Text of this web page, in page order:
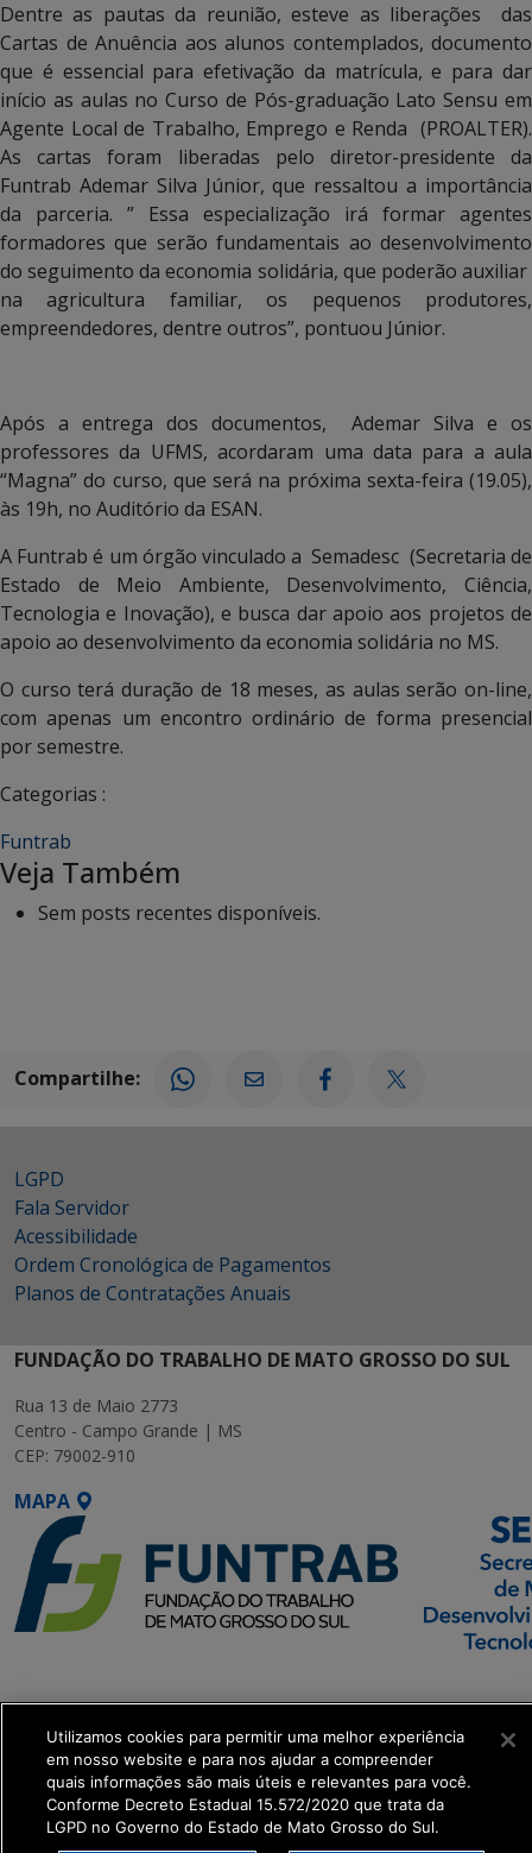
Dentre as pautas da reunião, esteve as liberações das
Cartas de Anuência aos alunos contemplados, documento
que é essencial para efetivação da matrícula, e para dar
início as aulas no Curso de Pós-graduação Lato Sensu em
Agente Local de Trabalho, Emprego e Renda (PROALTER).
As cartas foram liberadas pelo diretor-presidente da
Funtrab Ademar Silva Júnior, que ressaltou a importância
da parceria. ” Essa especialização irá formar agentes
formadores que serão fundamentais ao desenvolvimento
do seguimento da economia solidária, que poderão auxiliar
na agricultura familiar, os pequenos produtores,
empreendedores, dentre outros”, pontuou Júnior.
Após a entrega dos documentos, Ademar Silva e os
professores da UFMS, acordaram uma data para a aula
“Magna” do curso, que será na próxima sexta-feira (19.05),
às 19h, no Auditório da ESAN.
A Funtrab é um órgão vinculado a Semadesc (Secretaria de
Estado de Meio Ambiente, Desenvolvimento, Ciência,
Tecnologia e Inovação), e busca dar apoio aos projetos de
apoio ao desenvolvimento da economia solidária no MS.
O curso terá duração de 18 meses, as aulas serão on-line,
com apenas um encontro ordinário de forma presencial
por semestre.
Categorias :
Funtrab
Veja Também
Sem posts recentes disponíveis.
Compartilhe:
LGPD
Fala Servidor
Acessibilidade
Ordem Cronológica de Pagamentos
Planos de Contratações Anuais
FUNDAÇÃO DO TRABALHO DE MATO GROSSO DO SUL
Rua 13 de Maio 2773
Centro - Campo Grande | MS
CEP: 79002-910
MAPA
Executiva de
Transformação Digital
get_footer();
Utilizamos cookies para permitir uma melhor experiência
em nosso website e para nos ajudar a compreender
quais informações são mais úteis e relevantes para você.
Conforme Decreto Estadual 15.572/2020 que trata da
LGPD no Governo do Estado de Mato Grosso do Sul.